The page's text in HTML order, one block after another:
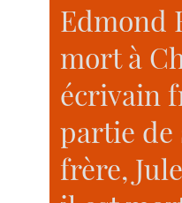
Edmond
mort à
écrivain
partie de
frère,